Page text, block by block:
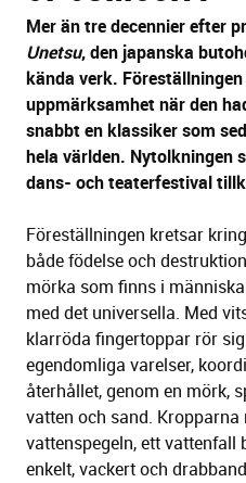
Mer än tre decennier efter
Unetsu, den japanska
kända verk.
uppmärksamhet när den
snabbt en klassiker som
hela världen. Nytolkningen
dans- och teaterfestival
Föreställningen kretsar
både födelse och
mörka som finns i
med det universella. Med
klarröda fingertoppar rör
egendomliga varelser,
återhållet, genom en mörk,
vatten och sand.
vattenspegeln, ett vattenfall
enkelt, vackert och